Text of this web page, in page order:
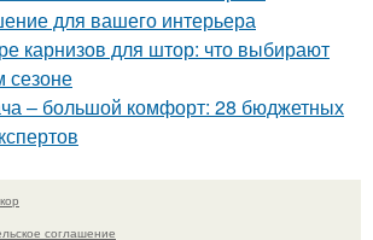
для вашего интерьера
карнизов для штор: что выбирают
сезоне
– большой комфорт: 28 бюджетных
соглашение